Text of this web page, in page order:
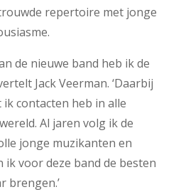
repertoire met jonge
de nieuwe band heb ik de
Jack Veerman. ‘Daarbij
contacten heb in alle
Al jaren volg ik de
jonge muzikanten en
voor deze band de besten
brengen.’